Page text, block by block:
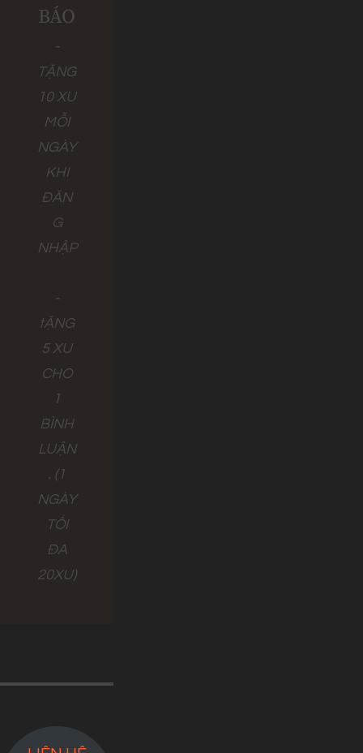
BÁO
-
TẶNG
10 XU
MỖI
NGÀY
KHI
ĐĂN
G
NHẬP
-
tẶNG
5 XU
CHO
1
BÌNH
LUẬN
. (1
NGÀY
TỐI
ĐA
20XU)